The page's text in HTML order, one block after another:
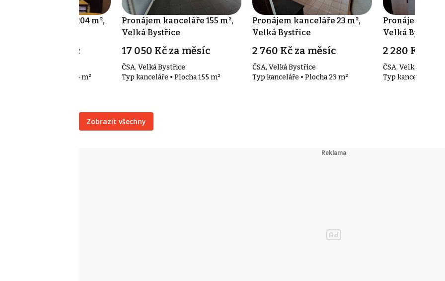
kanceláře 204 m²,
440 Kč za měsíc
kanceláře • Plocha 204 m²
Pronájem kanceláře 155 m²,
Velká Bystřice
17 050 Kč za měsíc
ČSA, Velká Bystřice
Typ kanceláře • Plocha 155 m²
Pronájem kanceláře 23 m²,
Velká Bystřice
2 760 Kč za měsíc
ČSA, Velká Bystřice
Typ kanceláře • Plocha 23 m²
Pronájem
Velká Bystřice
2 280 Kč za
ČSA, Velká Bystřice
Typ kanceláře •
Zobrazit všechny